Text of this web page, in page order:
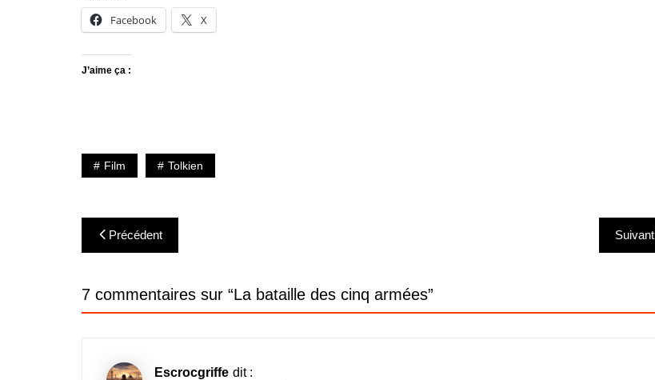
Facebook X
J’aime ça :
Film Tolkien
Navigation
de
l’article
Précédent Suivant
7 commentaires sur “La bataille des cinq armées”
Escrocgriffe dit :